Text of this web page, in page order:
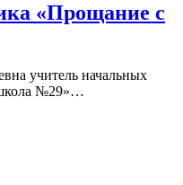
«Прощание с
учитель начальных
№29»…